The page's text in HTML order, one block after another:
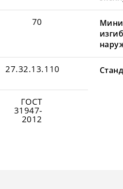
70
27.32.13.110
ГОСТ
31947-
2012